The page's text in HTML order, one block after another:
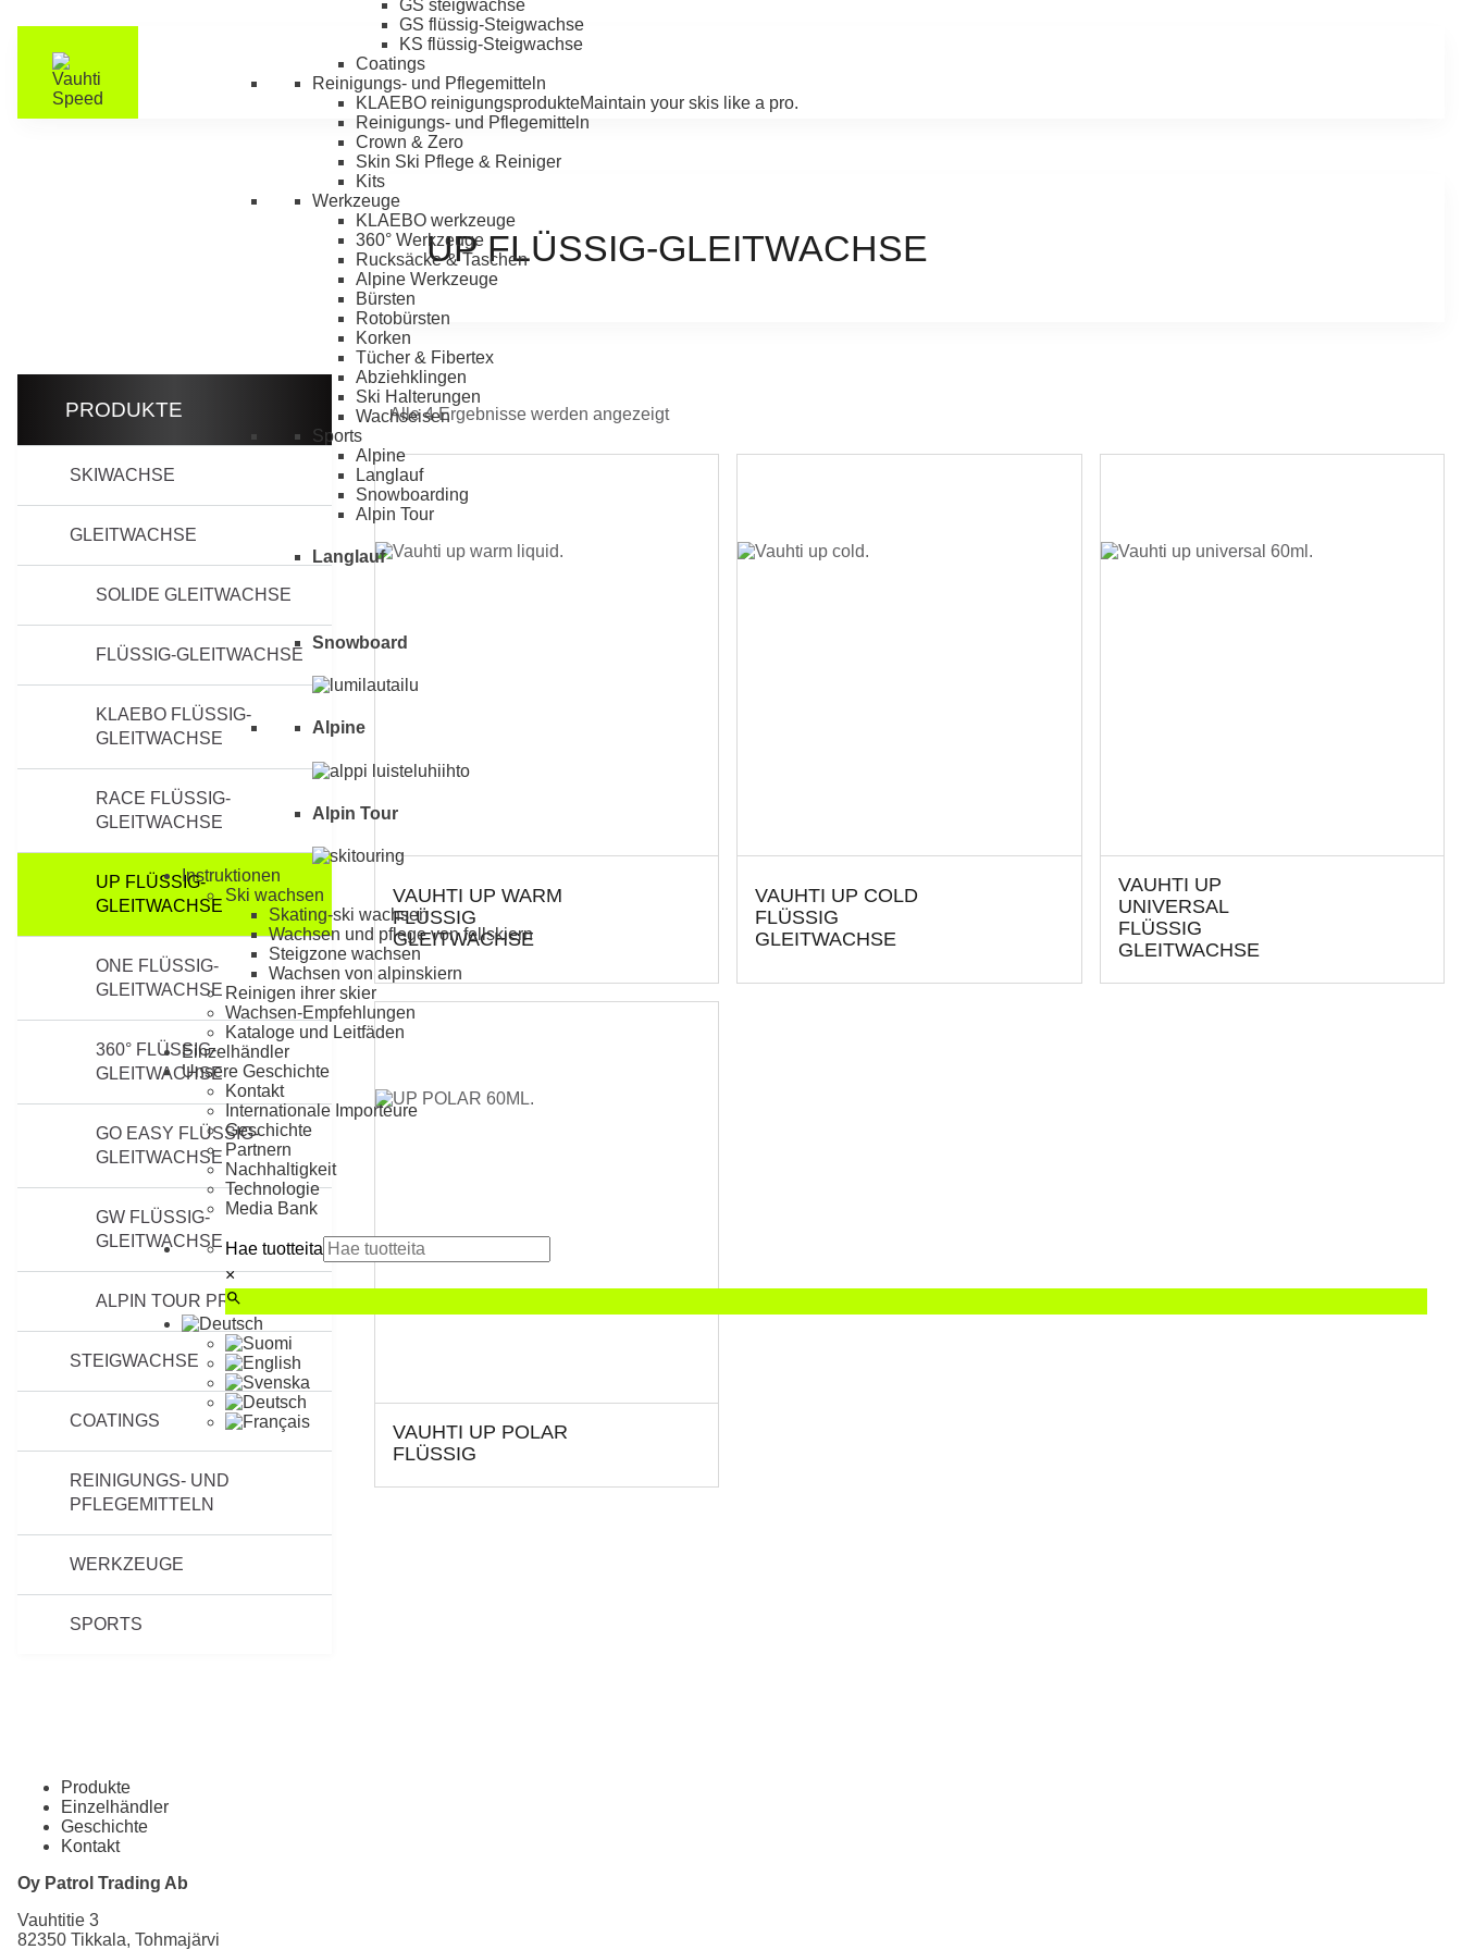
GS steigwachse
GS flüssig-Steigwachse
KS flüssig-Steigwachse
Coatings
Reinigungs- und Pflegemitteln
KLAEBO reinigungsprodukteMaintain your skis like a pro.
Reinigungs- und Pflegemitteln
Crown & Zero
Skin Ski Pflege & Reiniger
Kits
Werkzeuge
KLAEBO werkzeuge
360° Werkzeuge
Rucksäcke & Taschen
Alpine Werkzeuge
Bürsten
Rotobürsten
Korken
Tücher & Fibertex
Abziehklingen
Ski Halterungen
Wachseisen
Sports
Alpine
Langlauf
Snowboarding
Alpin Tour
Langlauf
Snowboard
Alpine
Alpin Tour
Instruktionen
Ski wachsen
Skating-ski wachsen
Wachsen und pflege von fellskiern
Steigzone wachsen
Wachsen von alpinskiern
Reinigen ihrer skier
Wachsen-Empfehlungen
Kataloge und Leitfäden
Einzelhändler
Unsere Geschichte
Kontakt
Internationale Importeure
Geschichte
Partnern
Nachhaltigkeit
Technologie
Media Bank
Hae tuotteita
×
UP FLÜSSIG-GLEITWACHSE
PRODUKTE
SKIWACHSE
GLEITWACHSE
SOLIDE GLEITWACHSE
FLÜSSIG-GLEITWACHSE
KLAEBO FLÜSSIG-
GLEITWACHSE
RACE FLÜSSIG-
GLEITWACHSE
UP FLÜSSIG-
GLEITWACHSE
ONE FLÜSSIG-
GLEITWACHSE
360° FLÜSSIG-
GLEITWACHSE
GO EASY FLÜSSIG-
GLEITWACHSE
GW FLÜSSIG-
GLEITWACHSE
ALPIN TOUR PRODUKTE
STEIGWACHSE
COATINGS
REINIGUNGS- UND
PFLEGEMITTELN
WERKZEUGE
SPORTS
Alle 4 Ergebnisse werden angezeigt
VAUHTI UP WARM
FLÜSSIG
GLEITWACHSE
VAUHTI UP COLD
FLÜSSIG
GLEITWACHSE
VAUHTI UP
UNIVERSAL
FLÜSSIG
GLEITWACHSE
VAUHTI UP POLAR
FLÜSSIG
Produkte
Einzelhändler
Geschichte
Kontakt
Oy Patrol Trading Ab
Vauhtitie 3
82350 Tikkala, Tohmajärvi